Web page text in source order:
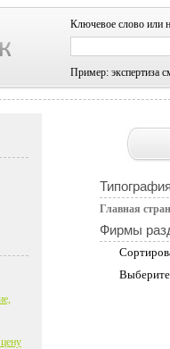
Ключевое слово или
Пример: экспертиза
Главная
Фирмы